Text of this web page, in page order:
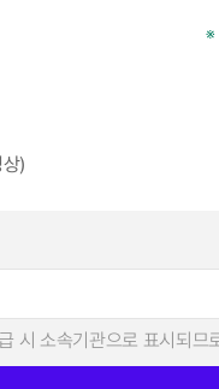
)
시 소속기관으로 표시되